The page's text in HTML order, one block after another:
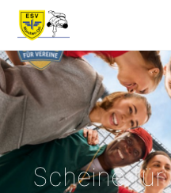
Scheine